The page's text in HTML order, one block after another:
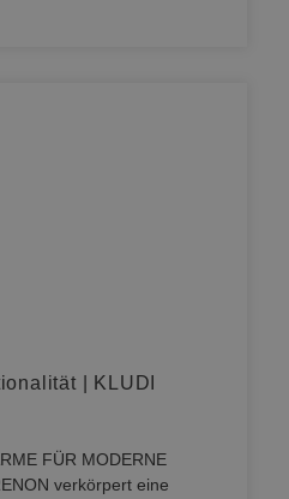
| KLUDI
FÜR MODERNE
verkörpert eine